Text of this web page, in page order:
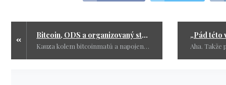
Bitcoin, ODS a organizovaný stát. Kolik toho ještě sneseme?
Kauza kolem bitcoinmatů a napojení na ODS není jen další politický skandál. Je to lakmusový papírek toho, kým jsme jako národ. Jestli jim projde i tohle, pak už si opravdu nezasloužíme nic jiného než pohrdání světa. V sázce není jen pár ukradených milionů – v sázce je naše schopnost říct: DOST.